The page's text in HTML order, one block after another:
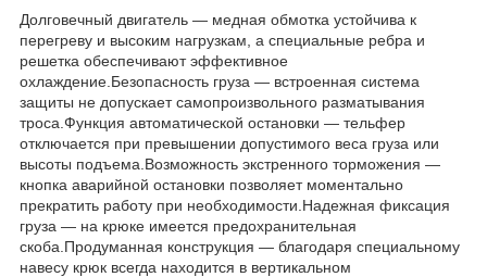
Долговечный двигатель — медная обмотка устойчива к
перегреву и высоким нагрузкам, а специальные ребра и
решетка обеспечивают эффективное
охлаждение.Безопасность груза — встроенная система
защиты не допускает самопроизвольного разматывания
троса.Функция автоматической остановки — тельфер
отключается при превышении допустимого веса груза или
высоты подъема.Возможность экстренного торможения —
кнопка аварийной остановки позволяет моментально
прекратить работу при необходимости.Надежная фиксация
груза — на крюке имеется предохранительная
скоба.Продуманная конструкция — благодаря специальному
навесу крюк всегда находится в вертикальном